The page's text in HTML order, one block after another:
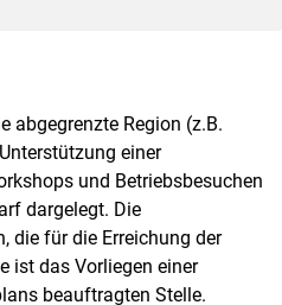
abgegrenzte Region (z.B.
einer
und Betriebsbesuchen
dargelegt. Die
die für die Erreichung der
ist das Vorliegen einer
beauftragten Stelle.